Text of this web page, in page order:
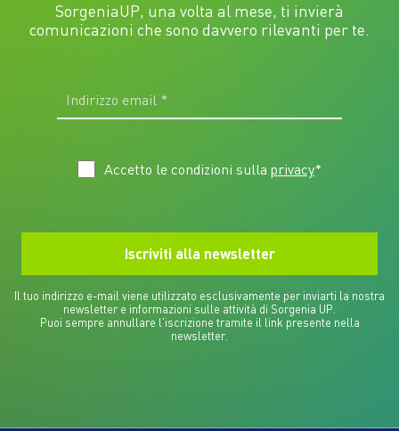
SorgeniaUP, una volta al mese, ti invierà
comunicazioni che sono davvero rilevanti per te.
Accetto le condizioni sulla privacy*
Il tuo indirizzo e-mail viene utilizzato esclusivamente per inviarti la nostra
newsletter e informazioni sulle attività di Sorgenia UP.
Puoi sempre annullare l'iscrizione tramite il link presente nella
newsletter.